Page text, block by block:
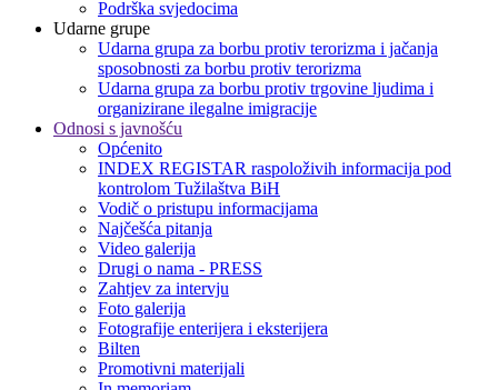
Podrška svjedocima
Udarne grupe
Udarna grupa za borbu protiv terorizma i jačanja
sposobnosti za borbu protiv terorizma
Udarna grupa za borbu protiv trgovine ljudima i
organizirane ilegalne imigracije
Odnosi s javnošću
Općenito
INDEX REGISTAR raspoloživih informacija pod
kontrolom Tužilaštva BiH
Vodič o pristupu informacijama
Najčešća pitanja
Video galerija
Drugi o nama - PRESS
Zahtjev za intervju
Foto galerija
Fotografije enterijera i eksterijera
Bilten
Promotivni materijali